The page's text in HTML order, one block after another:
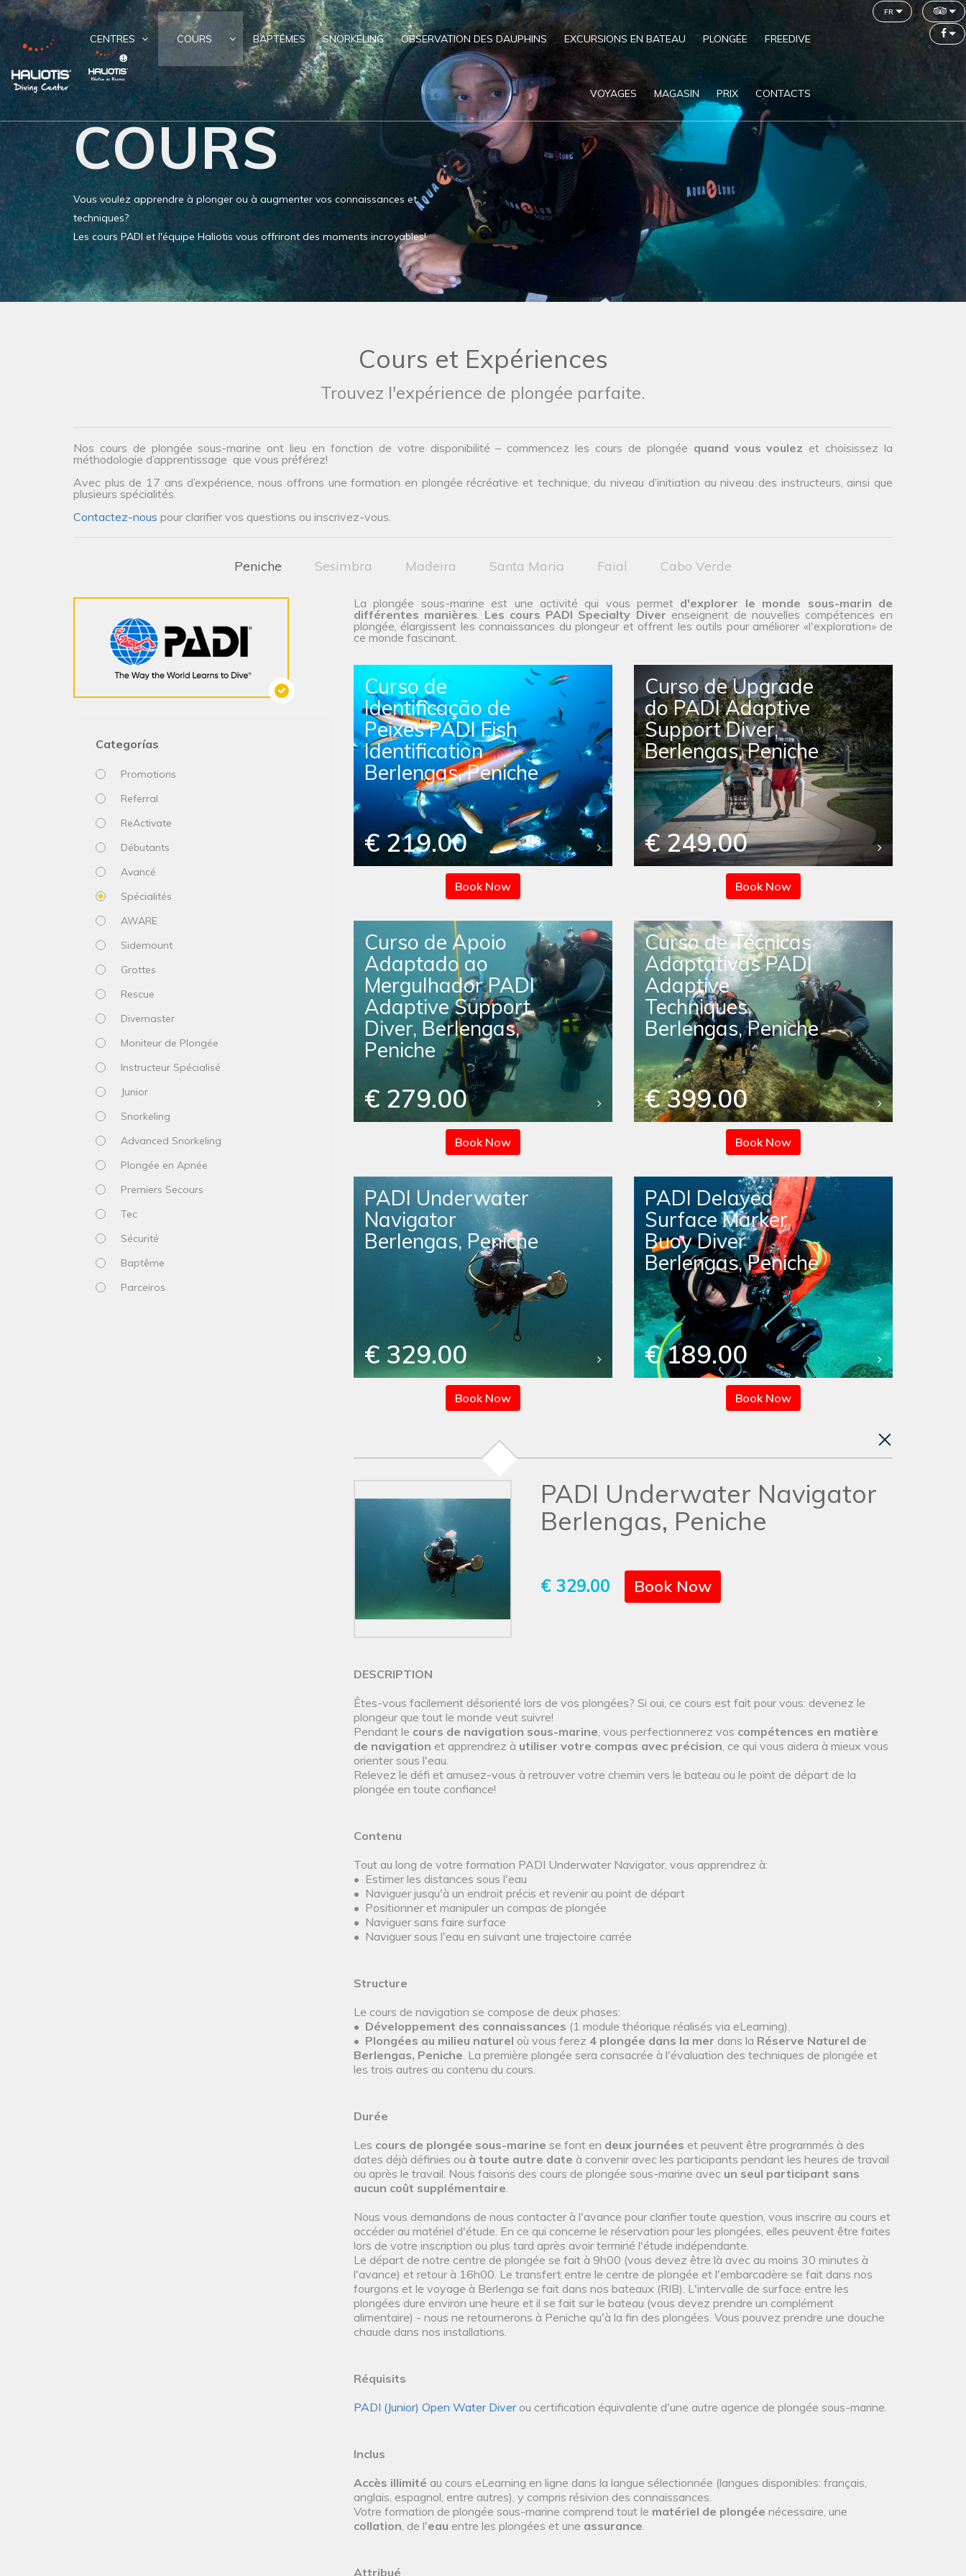
CENTRES COURS BAPTÊMES SNORKELING OBSERVATION DES DAUPHINS EXCURSIONS EN BATEAU PLONGÉE FREEDIVE
VOYAGES MAGASIN PRIX CONTACTS
fr
COURS
Vous voulez apprendre à plonger ou à augmenter vos connaissances et
techniques?
Les cours PADI et l'équipe Haliotis vous offriront des moments incroyables!
Cours et Expériences
Trouvez l'expérience de plongée parfaite.
Nos cours de plongée sous-marine ont lieu en fonction de votre disponibilité – commencez les cours de plongée quand vous voulez et choisissez la
méthodologie d’apprentissage que vous préférez!
Avec plus de 17 ans d’expérience, nous offrons une formation en plongée récréative et technique, du niveau d’initiation au niveau des instructeurs, ainsi que
plusieurs spécialités.
Contactez-nous pour clarifier vos questions ou inscrivez-vous.
Peniche Sesimbra Madeira Santa Maria Faial Cabo Verde
Categorías
Promotions
Referral
ReActivate
Débutants
Avancé
Spécialités
AWARE
Sidemount
Grottes
Rescue
Divemaster
Moniteur de Plongée
Instructeur Spécialisé
Junior
Snorkeling
Advanced Snorkeling
Plongée en Apnée
Premiers Secours
Tec
Sécurité
Baptême
Parceiros
La plongée sous-marine est une activité qui vous permet d'explorer le monde sous-marin de
différentes manières. Les cours PADI Specialty Diver enseignent de nouvelles compétences en
plongée, élargissent les connaissances du plongeur et offrent les outils pour améliorer «l'exploration» de
ce monde fascinant.
Curso de
Identificação de
Peixes PADI Fish
Identification
Berlengas, Peniche
€ 219.00
Book Now
Curso de Upgrade
do PADI Adaptive
Support Diver,
Berlengas, Peniche
€ 249.00
Book Now
Curso de Apoio
Adaptado ao
Mergulhador PADI
Adaptive Support
Diver, Berlengas,
Peniche
€ 279.00
Book Now
Curso de Técnicas
Adaptativas PADI
Adaptive
Techniques,
Berlengas, Peniche
€ 399.00
Book Now
PADI Underwater
Navigator
Berlengas, Peniche
€ 329.00
Book Now
PADI Delayed
Surface Marker
Buoy Diver
Berlengas, Peniche
€ 189.00
Book Now
PADI Underwater Navigator
Berlengas, Peniche
€ 329.00 Book Now
DESCRIPTION
Êtes-vous facilement désorienté lors de vos plongées? Si oui, ce cours est fait pour vous: devenez le
plongeur que tout le monde veut suivre!
Pendant le cours de navigation sous-marine, vous perfectionnerez vos compétences en matière
de navigation et apprendrez à utiliser votre compas avec précision, ce qui vous aidera à mieux vous
orienter sous l'eau.
Relevez le défi et amusez-vous à retrouver votre chemin vers le bateau ou le point de départ de la
plongée en toute confiance!
Contenu
Tout au long de votre formation PADI Underwater Navigator, vous apprendrez à:
• Estimer les distances sous l'eau
• Naviguer jusqu'à un endroit précis et revenir au point de départ
• Positionner et manipuler un compas de plongée
• Naviguer sans faire surface
• Naviguer sous l'eau en suivant une trajectoire carrée
Structure
Le cours de navigation se compose de deux phases:
• Développement des connaissances (1 module théorique réalisés via eLearning).
• Plongées au milieu naturel où vous ferez 4 plongée dans la mer dans la Réserve Naturel de
Berlengas, Peniche. La première plongée sera consacrée à l'évaluation des techniques de plongée et
les trois autres au contenu du cours.
Durée
Les cours de plongée sous-marine se font en deux journées et peuvent être programmés à des
dates déjà définies ou à toute autre date à convenir avec les participants pendant les heures de travail
ou après le travail. Nous faisons des cours de plongée sous-marine avec un seul participant sans
aucun coût supplémentaire.
Nous vous demandons de nous contacter à l'avance pour clarifier toute question, vous inscrire au cours et
accéder au matériel d'étude. En ce qui concerne le réservation pour les plongées, elles peuvent être faites
lors de votre inscription ou plus tard après avoir terminé l'étude indépendante.
Le départ de notre centre de plongée se fait à 9h00 (vous devez être là avec au moins 30 minutes à
l'avance) et retour à 16h00. Le transfert entre le centre de plongée et l'embarcadère se fait dans nos
fourgons et le voyage à Berlenga se fait dans nos bateaux (RIB). L'intervalle de surface entre les
plongées dure environ une heure et il se fait sur le bateau (vous devez prendre un complément
alimentaire) - nous ne retournerons à Peniche qu'à la fin des plongées. Vous pouvez prendre une douche
chaude dans nos installations.
Réquisits
PADI (Junior) Open Water Diverou certification équivalente d'une autre agence de plongée sous-marine.
Inclus
Accès illimité au cours eLearning en ligne dans la langue sélectionnée (langues disponibles: français,
anglais, espagnol, entre autres), y compris résivion des connaissances.
Votre formation de plongée sous-marine comprend tout le matériel de plongée nécessaire, une
collation, de l'eau entre les plongées et une assurance.
Attribué